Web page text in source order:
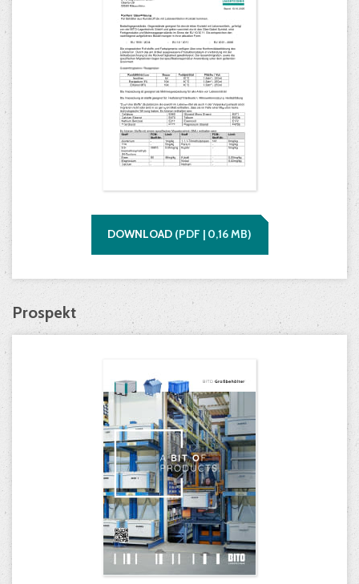
DOWNLOAD (PDF | 0,16MB)
Prospekt